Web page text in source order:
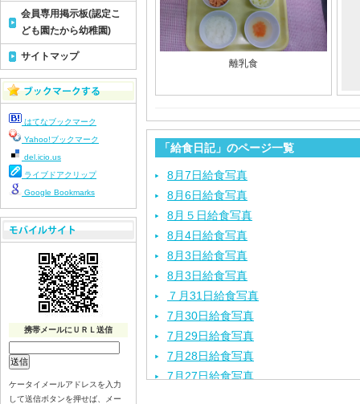
離乳食
「給食日記」のページ一覧
8月7日給食写真
8月6日給食写真
8月５日給食写真
8月4日給食写真
8月3日給食写真
8月3日給食写真
７月31日給食写真
7月30日給食写真
7月29日給食写真
7月28日給食写真
7月27日給食写真
会員専用掲示板(認定こ
ども園たから幼稚園)
サイトマップ
はてなブックマーク
Yahoo!ブックマーク
del.icio.us
ライブドアクリップ
Google Bookmarks
携帯メールにＵＲＬ送信
ケータイメールアドレスを入力
して送信ボタンを押せば、メー